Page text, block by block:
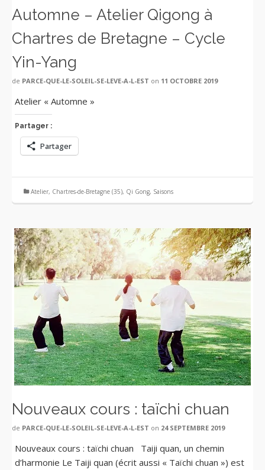
Automne – Atelier Qigong à
Chartres de Bretagne – Cycle
Yin-Yang
de PARCE-QUE-LE-SOLEIL-SE-LEVE-A-L-EST on 11 OCTOBRE 2019
Atelier « Automne »
Partager :
Partager
Atelier, Chartres-de-Bretagne (35), Qi Gong, Saisons
Nouveaux cours : taïchi chuan
de PARCE-QUE-LE-SOLEIL-SE-LEVE-A-L-EST on 24 SEPTEMBRE 2019
Nouveaux cours : taïchi chuan Taiji quan, un chemin
d’harmonie Le Taiji quan (écrit aussi « Taïchi chuan ») est